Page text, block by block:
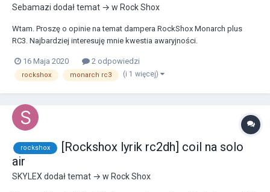
Sebamazi dodał temat → w Rock Shox
Wtam. Proszę o opinie na temat dampera RockShox Monarch plus
RC3. Najbardziej interesuję mnie kwestia awaryjności.
16 Maja 2020 2 odpowiedzi
rockshox monarch rc3 (i 1 więcej)
rockshox
[Rockshox lyrik rc2dh] coil na solo
air
SKYLEX dodał temat → w Rock Shox